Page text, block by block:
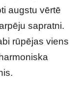
augstu vērtē
sapratni.
rūpējas viens